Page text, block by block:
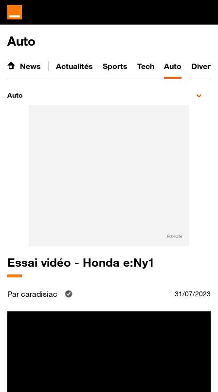
Auto
News Actualités Sports Tech Auto
Auto
Publicité
Essai vidéo - Honda e:Ny1
Parcaradisiac 31/07/2023